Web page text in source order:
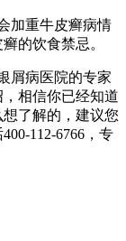
加重牛皮癣病情
的饮食禁忌。
屑病医院的专家
相信你已经知道
了解的，建议您
112-6766，专